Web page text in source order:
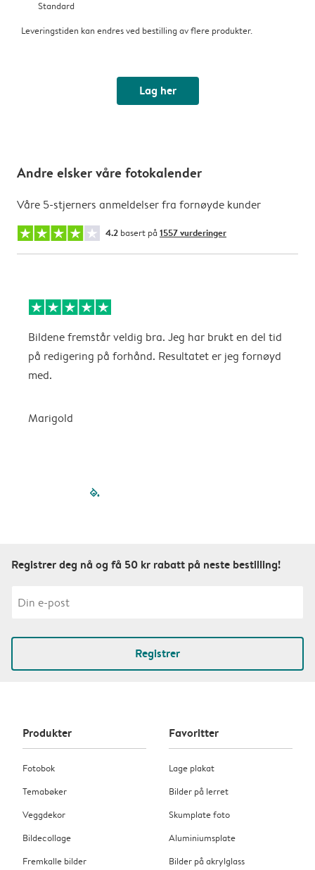
Standard
Leveringstiden kan endres ved bestilling av flere produkter.
Lag her
Andre elsker våre fotokalender
Våre 5-stjerners anmeldelser fra fornøyde kunder
4.2 basert på 1557 vurderinger
Bildene fremstår veldig bra. Jeg har brukt en del tid
på redigering på forhånd. Resultatet er jeg fornøyd
med.
Marigold
filled-pagination
Registrer deg nå og få 50 kr rabatt på neste bestilling!
Registrer
Produkter
Fotobok
Temabøker
Veggdekor
Bildecollage
Fremkalle bilder
Favoritter
Lage plakat
Bilder på lerret
Skumplate foto
Aluminiumsplate
Bilder på akrylglass